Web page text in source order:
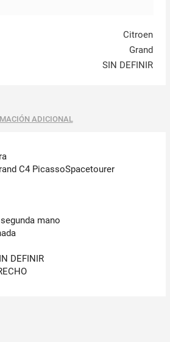
Citroen
Grand
SIN DEFINIR
ADICIONAL
C4 PicassoSpacetourer
mano
DEFINIR